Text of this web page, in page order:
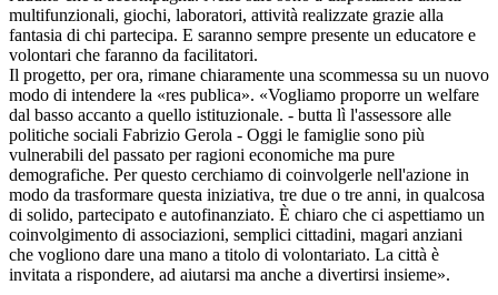
multifunzionali, giochi, laboratori, attività realizzate grazie alla
fantasia di chi partecipa. E saranno sempre presente un educatore e
volontari che faranno da facilitatori.
Il progetto, per ora, rimane chiaramente una scommessa su un nuovo
modo di intendere la «res publica». «Vogliamo proporre un welfare
dal basso accanto a quello istituzionale. - butta lì l'assessore alle
politiche sociali Fabrizio Gerola - Oggi le famiglie sono più
vulnerabili del passato per ragioni economiche ma pure
demografiche. Per questo cerchiamo di coinvolgerle nell'azione in
modo da trasformare questa iniziativa, tre due o tre anni, in qualcosa
di solido, partecipato e autofinanziato. È chiaro che ci aspettiamo un
coinvolgimento di associazioni, semplici cittadini, magari anziani
che vogliono dare una mano a titolo di volontariato. La città è
invitata a rispondere, ad aiutarsi ma anche a divertirsi insieme».